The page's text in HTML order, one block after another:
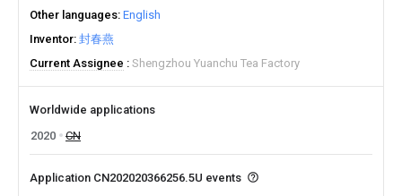
Other languages English
Inventor 封春燕
Current Assignee
Shengzhou Yuanchu Tea Factory
Worldwide applications
2020
CN
Application CN202020366256.5U events